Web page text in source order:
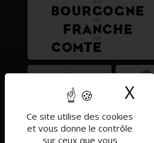
Ce site utilise des cookies
et vous donne le contrôle
sur ceux que vous
X